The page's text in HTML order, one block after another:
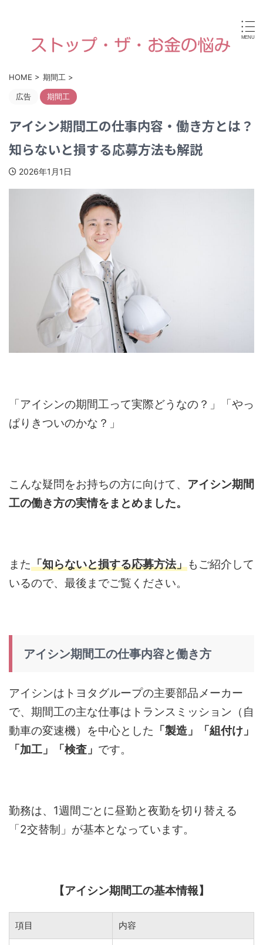
HOME > 期間工 >
広告 期間工
アイシン期間工の仕事内容・働き方とは？
知らないと損する応募方法も解説
2026年1月1日
「アイシンの期間工って実際どうなの？」「やっ
ぱりきついのかな？」
こんな疑問をお持ちの方に向けて、 アイシン期間
工の働き方の実情をまとめました。
また「知らないと損する応募方法」もご紹介して
いるので、最後までご覧ください。
アイシン期間工の仕事内容と働き方
アイシンはトヨタグループの主要部品メーカー
で、期間工の主な仕事はトランスミッション（自
動車の変速機）を中心とした 「製造」「組付け」
「加工」「検査」 です。
勤務は、1週間ごとに昼勤と夜勤を切り替える
「2交替制」が基本となっています。
【アイシン期間工の基本情報】
項目 内容